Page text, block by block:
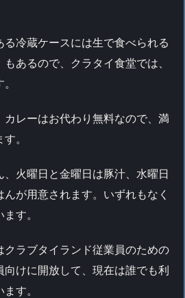
冷蔵ケースには生で食べられる
あるので、クラタイ食堂では、
レーはお代わり無料なので、満
。
火曜日と金曜日は豚汁、水曜日
が用意されます。いずれもなく
す。
クラブタイランド従業員のための
けに開放して、現在は誰でも利
す。